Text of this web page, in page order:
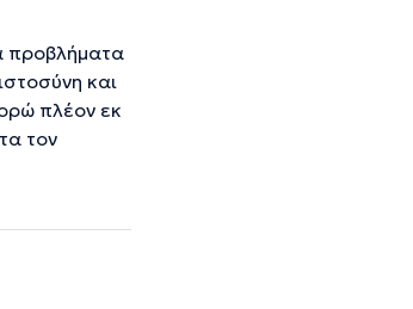
προβλήματα
και
πλέον εκ
τον